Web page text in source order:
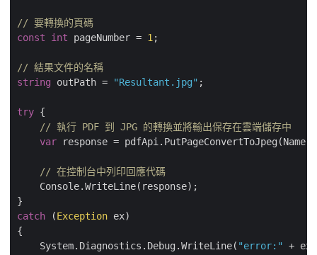
// 要轉換的頁碼
const
int pageNumber = 1;
// 結果文件的名稱
string outPath = "Resultant.jpg" ;
try {
// 執行 PDF 到 JPG 的轉換並將輸出保存在雲端儲存中
var response =
// 在控制台中列印回應代碼
    Console.WriteLine(response);
catch (Exception ex)
{
    System.Diagnostics.Debug.WriteLine(
"error:"
+